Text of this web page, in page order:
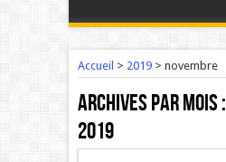
Accueil > 2019> novembre
Archives par mois :
2019